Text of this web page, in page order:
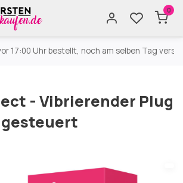
0
17:00 Uhr bestellt, noch am selben Tag
- Vibrierender Plug